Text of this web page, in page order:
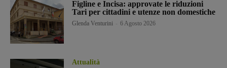
Figline e Incisa: approvate le riduzioni
Tari per cittadini e utenze non domestiche
Glenda Venturini 6 Agosto 2026
Attualità